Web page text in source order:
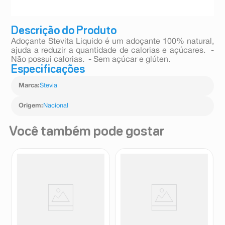
Descrição do Produto
Adoçante Stevita Liquido é um adoçante 100% natural,
ajuda a reduzir a quantidade de calorias e açúcares. -
Não possui calorias. - Sem açúcar e glúten.
Especificações
Marca:Stevia
Origem: Nacional
Você também pode gostar